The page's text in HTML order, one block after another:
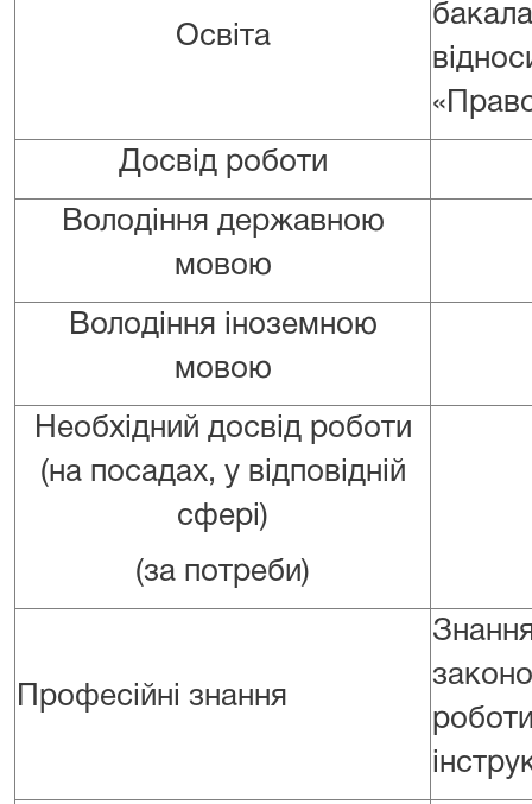
Освіта
Досвід роботи
Володіння державною
мовою
Володіння іноземною
мовою
Необхідний досвід роботи
(на посадах, у відповідній
сфері)
(за потреби)
Професійні знання